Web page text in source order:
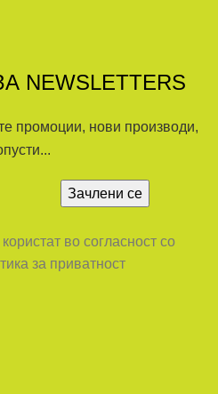
NEWSLETTERS
промоции, нови производи,
во согласност со
за приватност